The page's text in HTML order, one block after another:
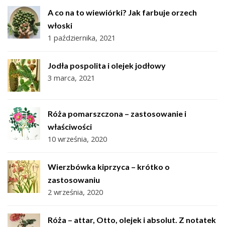
A co na to wiewiórki? Jak farbuje orzech
włoski
1 października, 2021
Jodła pospolita i olejek jodłowy
3 marca, 2021
Róża pomarszczona – zastosowanie i
właściwości
10 września, 2020
Wierzbówka kiprzyca – krótko o
zastosowaniu
2 września, 2020
Róża – attar, Otto, olejek i absolut. Z notatek